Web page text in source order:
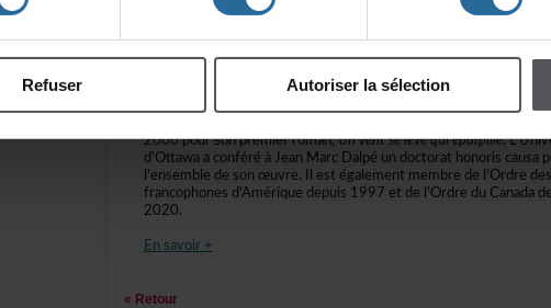
Refuser Autoriserlasélection
Avecsesœuvrespuissantesausouffleunique,ledramaturge
lesannées1980,àSudbury,auThéâtreduNouvel-
2000poursonpremierroman,Unventselèvequiéparpille
l'ensembledesonœuvre.Ilestégalementmembredel'Ordredes
2020.
Ensavoir+
«Retour